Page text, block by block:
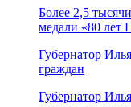
Более 2,5
медали «80
Губернатор
граждан
Губернатор